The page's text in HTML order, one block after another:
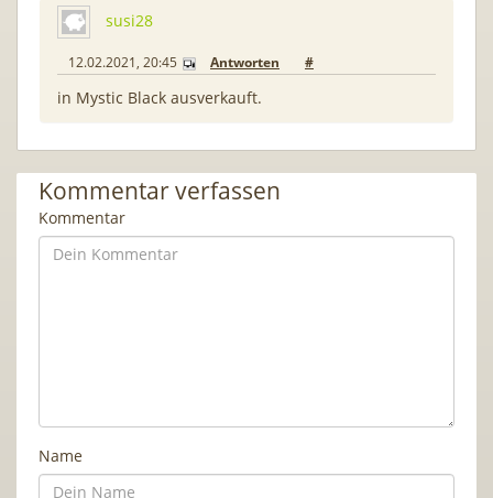
susi28
12.02.2021, 20:45 Antworten #
in Mystic Black ausverkauft.
Kommentar verfassen
Kommentar
Name